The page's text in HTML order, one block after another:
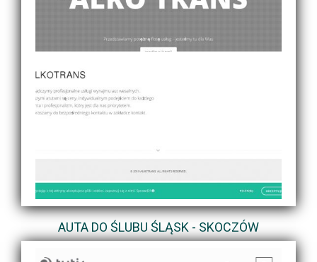
AUTA DO ŚLUBU ŚLĄSK - SKOCZÓW